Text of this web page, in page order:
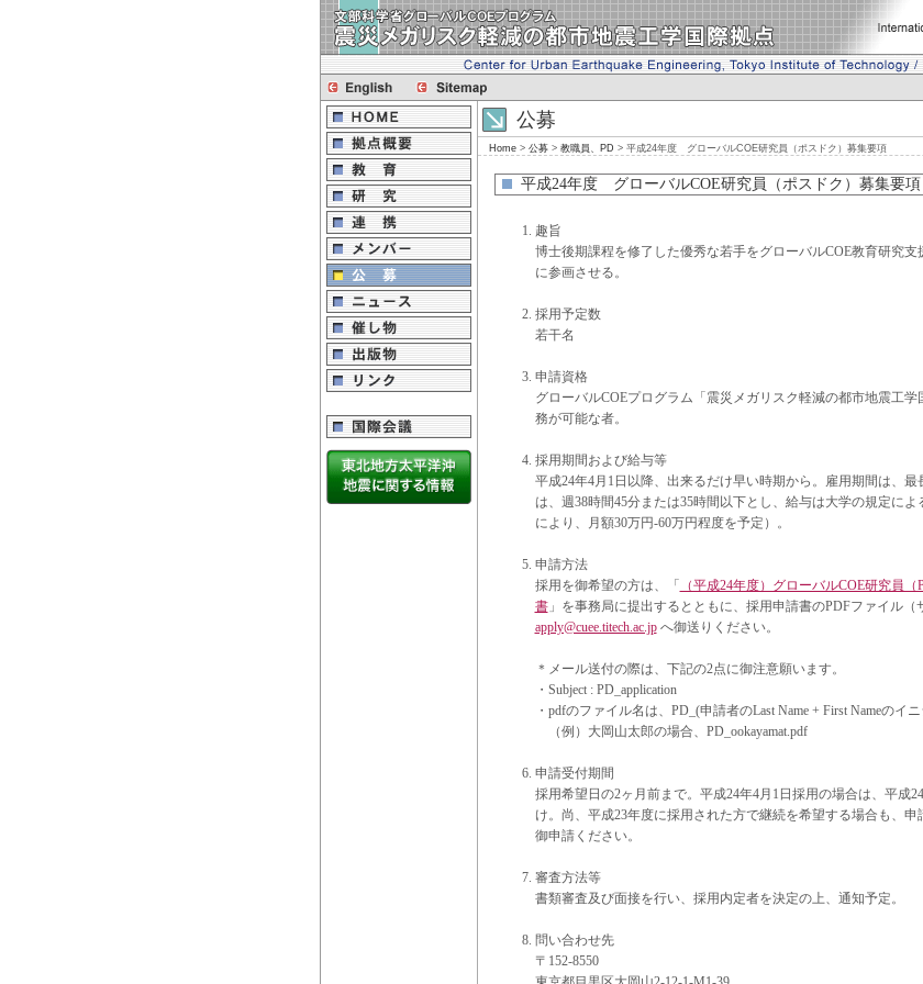
公募
Home > 公募 > 教職員、PD > 平成24年度 グローバルCOE研究員（ポスドク）募集要項
平成24年度 グローバルCOE研究員（ポスドク）募集要項
趣旨
博士後期課程を修了した優秀な若手をグローバルCOE教育研究
に参画させる。
採用予定数
若干名
申請資格
グローバルCOEプログラム「震災メガリスク軽減の都市地震工
務が可能な者。
採用期間および給与等
平成24年4月1日以降、出来るだけ早い時期から。雇用期間は、
は、週38時間45分または35時間以下とし、給与は大学の規定に
により、月額30万円‐60万円程度を予定）。
申請方法
採用を御希望の方は、「
（平成24年度）グローバルCOE研究員
書」を事務局に提出するとともに、採用申請書のPDFファイル（
apply@cuee.titech.ac.jpへ御送りください。
＊メール送付の際は、下記の2点に御注意願います。
・Subject : PD_application
・pdfのファイル名は、PD_(申請者のLast Name + First Nameのイ
（例）大岡山太郎の場合、PD_ookayamat.pdf
申請受付期間
採用希望日の2ヶ月前まで。平成24年4月1日採用の場合は、平成
け。尚、平成23年度に採用された方で継続を希望する場合も、
御申請ください。
審査方法等
書類審査及び面接を行い、採用内定者を決定の上、通知予定。
問い合わせ先
〒152-8550